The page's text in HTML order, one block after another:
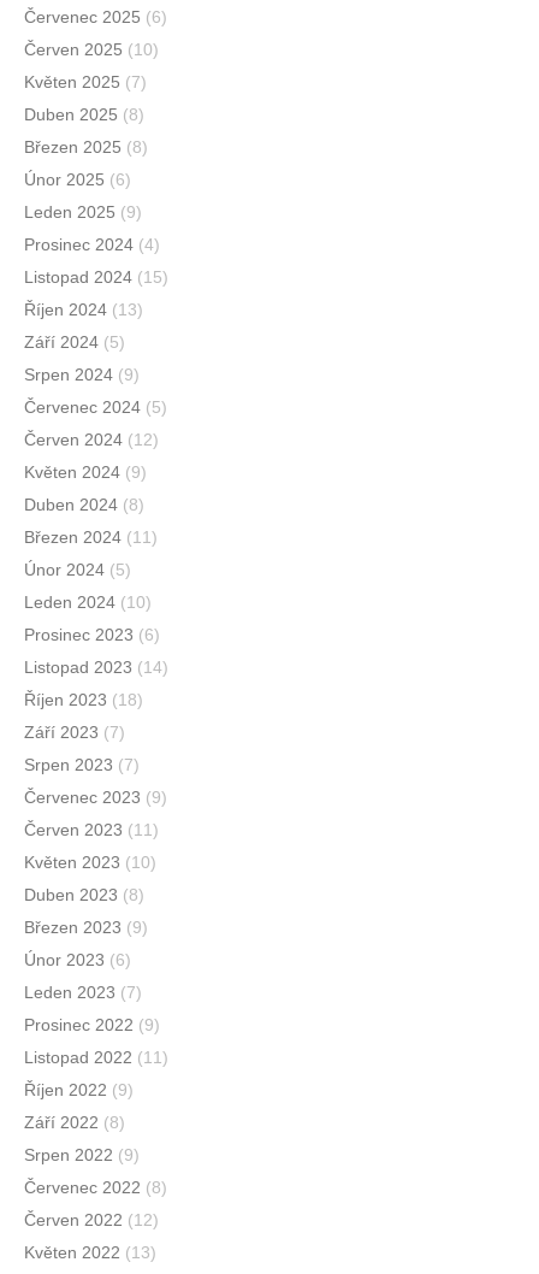
Červenec 2025 (6)
Červen 2025 (10)
Květen 2025 (7)
Duben 2025 (8)
Březen 2025 (8)
Únor 2025 (6)
Leden 2025 (9)
Prosinec 2024 (4)
Listopad 2024 (15)
Říjen 2024 (13)
Září 2024 (5)
Srpen 2024 (9)
Červenec 2024 (5)
Červen 2024 (12)
Květen 2024 (9)
Duben 2024 (8)
Březen 2024 (11)
Únor 2024 (5)
Leden 2024 (10)
Prosinec 2023 (6)
Listopad 2023 (14)
Říjen 2023 (18)
Září 2023 (7)
Srpen 2023 (7)
Červenec 2023 (9)
Červen 2023 (11)
Květen 2023 (10)
Duben 2023 (8)
Březen 2023 (9)
Únor 2023 (6)
Leden 2023 (7)
Prosinec 2022 (9)
Listopad 2022 (11)
Říjen 2022 (9)
Září 2022 (8)
Srpen 2022 (9)
Červenec 2022 (8)
Červen 2022 (12)
Květen 2022 (13)